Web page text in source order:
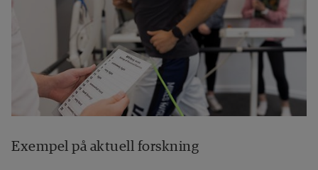
Exempel på aktuell forskning